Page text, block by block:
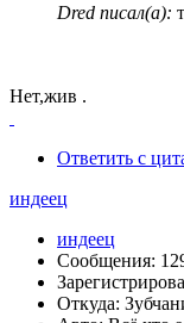
Dred писал(а):
Нет,жив .
Ответить с
индеец
индеец
Сообщения:
Откуда: